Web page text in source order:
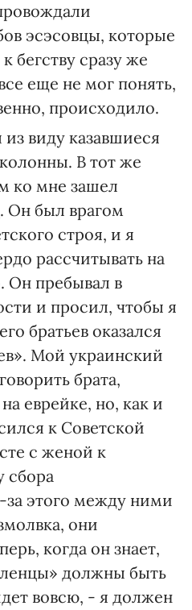
эсэсовцы, которые
бегству сразу же
еще не мог понять,
происходило.
виду казавшиеся
В тот же
ко мне зашел
Он был врагом
строя, и я
рассчитывать на
Он пребывал в
и просил, чтобы я
братьев оказался
Мой украинский
брата,
еврейке, но, как и
к Советской
с женой к
сбора
за этого между ними
они
когда он знает,
должны быть
вовсю, - я должен